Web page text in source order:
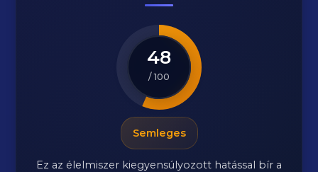
48
/ 100
Semleges
Ez az élelmiszer kiegyensúlyozott hatással bír a